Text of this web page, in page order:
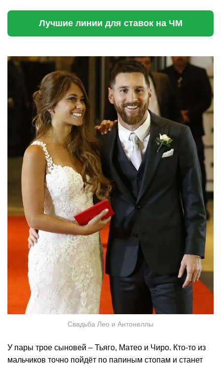
Лучшие линии для ставок на ЧМ
Свадьба Лео и Антонеллы
У пары трое сыновей – Тьяго, Матео и Чиро. Кто-то из
мальчиков точно пойдёт по папиным стопам и станет